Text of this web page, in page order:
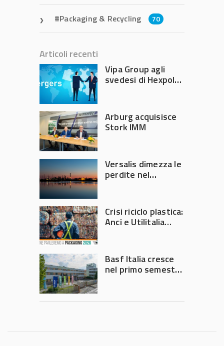
Packaging & Recycling 70
Articoli recenti
Vipa Group agli
svedesi di Hexpol
Arburg acquisisce
Stork IMM
Versalis dimezza le
perdite nel
Crisi riciclo plastica:
Anci e Utilitalia
Governo
Basf Italia cresce
nel primo semestre